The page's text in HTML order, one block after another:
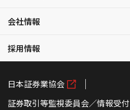
会社情報
採用情報
日本証券業協会
証券取引等監視委員会／情報受付